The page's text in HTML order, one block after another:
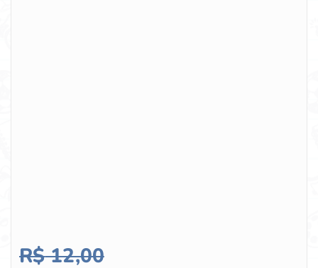
R$12,00